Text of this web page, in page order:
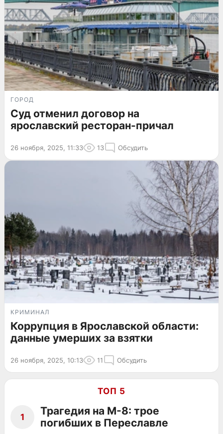
ГОРОД
Суд отменил договор на
ярославский ресторан-причал
26 ноября, 2025, 11:33 13 Обсудить
КРИМИНАЛ
Коррупция в Ярославской области:
данные умерших за взятки
26 ноября, 2025, 10:13 11 Обсудить
ТОП 5
1
Трагедия на М-8: трое
погибших в Переславле